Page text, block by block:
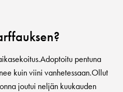
pentuna
kuin viini vanhetessaan.Ollut
joutui neljän kuukauden